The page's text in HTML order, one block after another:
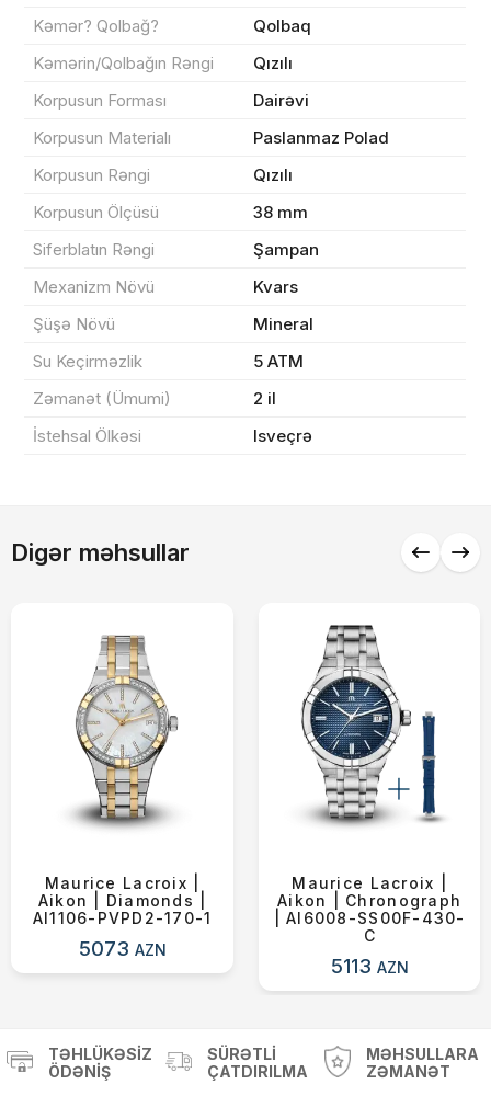
Kəmər? Qolbağ?
Qolbaq
Kəmərin/Qolbağın Rəngi
Qızılı
Korpusun Forması
Dairəvi
Korpusun Materialı
Paslanmaz Polad
Korpusun Rəngi
Qızılı
Korpusun Ölçüsü
38 mm
Siferblatın Rəngi
Şampan
Mexanizm Növü
Kvars
Şüşə Növü
Mineral
Su Keçirməzlik
5 ATM
Zəmanət (Ümumi)
2 il
İstehsal Ölkəsi
Isveçrə
Digər məhsullar
Maurice Lacroix |
Aikon | Diamonds |
AI1106-PVPD2-170-1
5073 AZN
Maurice Lacroix |
Aikon | Chronograph
| AI6008-SS00F-430-
C
5113 AZN
Sifarişin detalları
Endirim
Çatdırılma
Yekun məbləğ
Sifarişi rəsmiləşdir
Alış-verişə davam et
OK
TƏHLÜKƏSIZ
ÖDƏNIŞ
SÜRƏTLI
ÇATDIRILMA
MƏHSULLARA
ZƏMANƏT